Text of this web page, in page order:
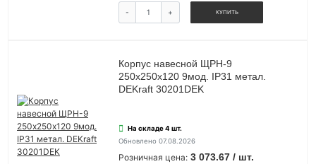
- + КУПИТЬ
Корпус навесной ЩРН-9
250х250х120 9мод. IP31 метал.
DEKraft 30201DEK
На складе 4 шт.
Обновлено 07.08.2026
Розничная цена: 3 073.67 / шт.